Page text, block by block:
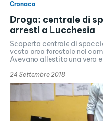
Cronaca
Droga: centrale di
arresti a Lucchesia
Scoperta centrale di
vasta area forestale nel
Avevano allestito una vera
24 Settembre 2018